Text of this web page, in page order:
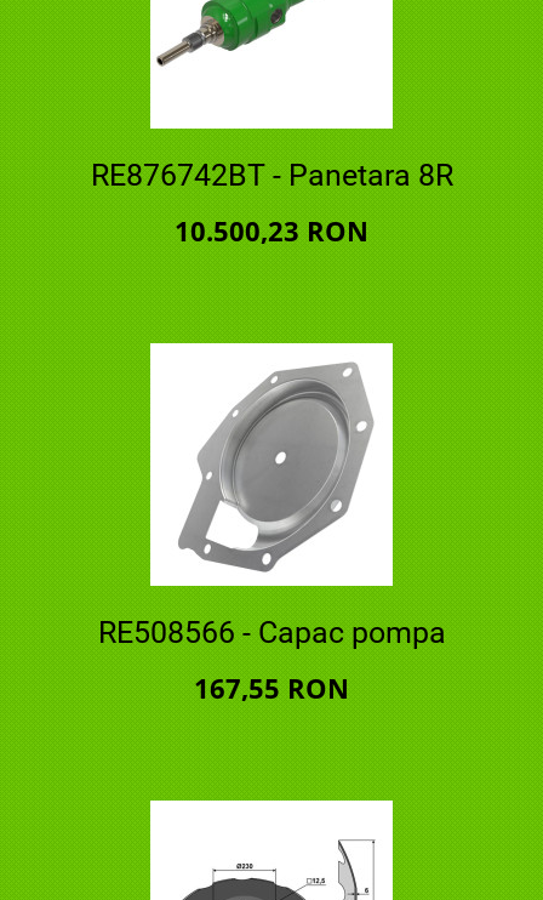
RE876742BT - Panetara 8R
10.500,23 RON
RE508566 - Capac pompa
167,55 RON